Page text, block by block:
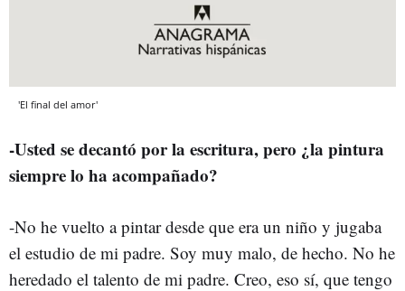
'El final del amor'
-Usted se decantó por la escritura, pero ¿la pintura
siempre lo ha acompañado?
-No he vuelto a pintar desde que era un niño y jugaba
el estudio de mi padre. Soy muy malo, de hecho. No he
heredado el talento de mi padre. Creo, eso sí, que tengo